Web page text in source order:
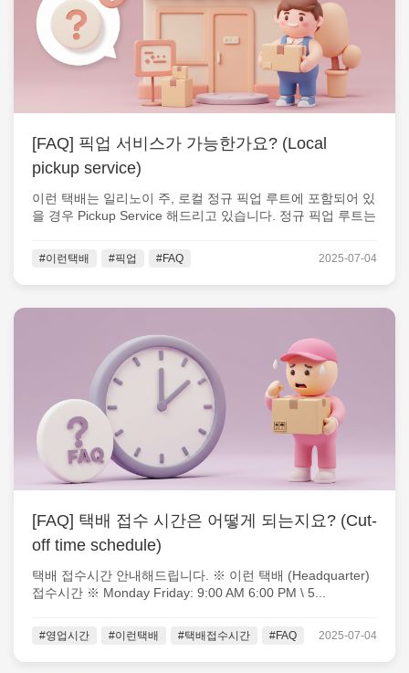
[FAQ] 픽업 서비스가 가능한가요? (Local
pickup service)
이런 택배는 일리노이 주, 로컬 정규 픽업 루트에 포함되어 있
을 경우 Pickup Service 해드리고 있습니다. 정규 픽업 루트는
#이런택배 #픽업 #FAQ 2025-07-04
[FAQ] 택배 접수 시간은 어떻게 되는지요? (Cut-
off time schedule)
택배 접수시간 안내해드립니다. ※ 이런 택배 (Headquarter)
접수시간 ※ Monday Friday: 9:00 AM 6:00 PM \ 5...
#영업시간 #이런택배 #택배접수시간 #FAQ 2025-07-04